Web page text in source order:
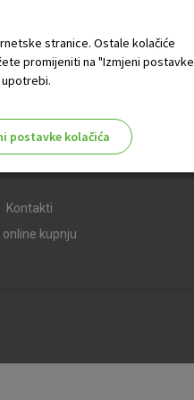
Kontakti
kupnju
stranice. Ostale kolačiće
promijeniti na "Izmjeni postavke
postavke kolačića
neće raditi. Ti kolačići ne